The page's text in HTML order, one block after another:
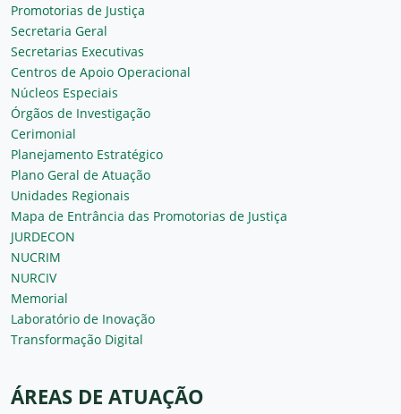
Promotorias de Justiça
Secretaria Geral
Secretarias Executivas
Centros de Apoio Operacional
Núcleos Especiais
Órgãos de Investigação
Cerimonial
Planejamento Estratégico
Plano Geral de Atuação
Unidades Regionais
Mapa de Entrância das Promotorias de Justiça
JURDECON
NUCRIM
NURCIV
Memorial
Laboratório de Inovação
Transformação Digital
ÁREAS DE ATUAÇÃO